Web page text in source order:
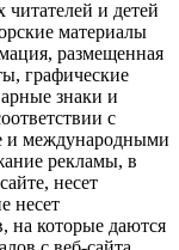
и детей
материалы
размещенная
графические
знаки и
с
и международными
рекламы, в
несет
несет
на которые даются